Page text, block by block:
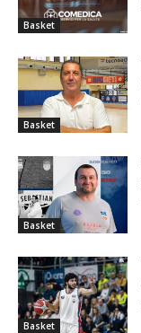
Basket
Basket
Basket
Basket